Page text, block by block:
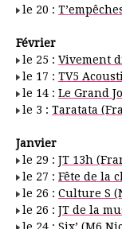
le 20 :
Février
le 25 : Vivement
le 17 : TV5
le 14 : Le Grand
le 3 : Taratata
Janvier
le 29 : JT 13h
le 27 : Fête de la
le 26 : Culture S
le 26 : JT de la